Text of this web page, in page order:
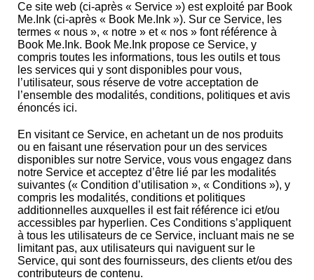
Ce site web (ci-après « Service ») est exploité par Book
Me.Ink (ci-après « Book Me.Ink »). Sur ce Service, les
termes « nous », « notre » et « nos » font référence à
Book Me.Ink. Book Me.Ink propose ce Service, y
compris toutes les informations, tous les outils et tous
les services qui y sont disponibles pour vous,
l’utilisateur, sous réserve de votre acceptation de
l’ensemble des modalités, conditions, politiques et avis
énoncés ici.
En visitant ce Service, en achetant un de nos produits
ou en faisant une réservation pour un des services
disponibles sur notre Service, vous vous engagez dans
notre Service et acceptez d’être lié par les modalités
suivantes (« Condition d’utilisation », « Conditions »), y
compris les modalités, conditions et politiques
additionnelles auxquelles il est fait référence ici et/ou
accessibles par hyperlien. Ces Conditions s’appliquent
à tous les utilisateurs de ce Service, incluant mais ne se
limitant pas, aux utilisateurs qui naviguent sur le
Service, qui sont des fournisseurs, des clients et/ou des
contributeurs de contenu.